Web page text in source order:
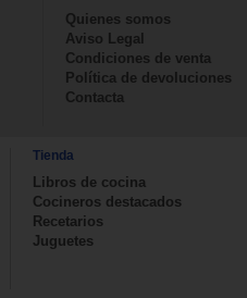
Quienes somos
Aviso Legal
Condiciones de venta
Política de devoluciones
Contacta
Tienda
Libros de cocina
Cocineros destacados
Recetarios
Juguetes